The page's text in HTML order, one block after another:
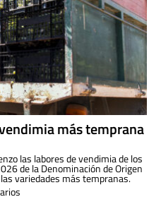
más temprana
las labores de vendimia de los
de la Denominación de Origen
variedades más tempranas.